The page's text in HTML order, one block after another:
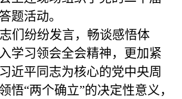
题活动。
们纷纷发言，畅谈感悟体
学习领会全会精神，更加紧
近平同志为核心的党中央周
悟“两个确立”的决定性意义，